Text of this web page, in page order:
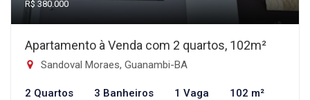
R$ 380.000
Apartamento à Venda com 2 quartos, 102m²
Sandoval Moraes, Guanambi-BA
2 Quartos 3 Banheiros 1 Vaga 102 m²